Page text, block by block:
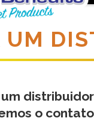
UM
um
o